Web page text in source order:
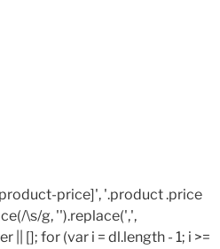
price]', '.product .price
\s/g, '').replace(',',
[]; for (var i = dl.length - 1; i >=